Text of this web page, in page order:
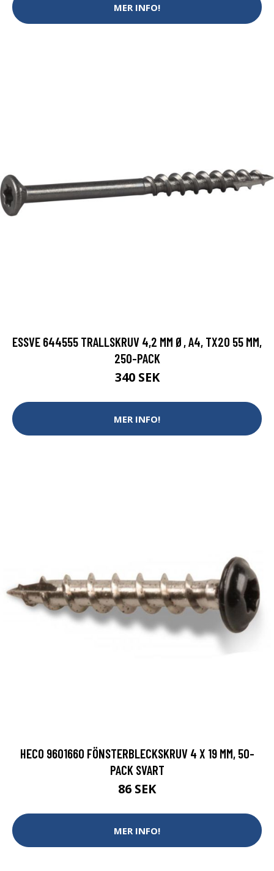
MER INFO!
ESSVE 644555 TRALLSKRUV 4,2 MM Ø, A4, TX20 55 MM,
250-PACK
340 SEK
MER INFO!
HECO 9601660 FÖNSTERBLECKSKRUV 4 X 19 MM, 50-
PACK SVART
86 SEK
MER INFO!